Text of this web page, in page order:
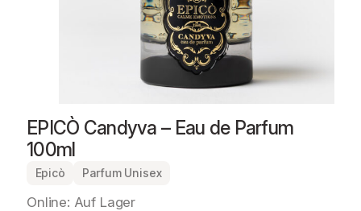
EPICÒ Candyva – Eau de Parfum
100ml
Epicò Parfum Unisex
Online: Auf Lager